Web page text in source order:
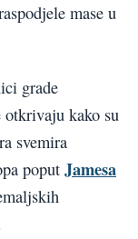
mase u
grade
otkrivaju kako su
svemira
poput Jamesa